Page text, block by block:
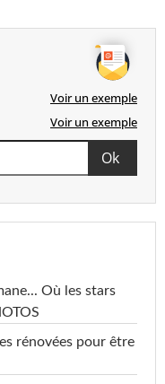
Voir un exemple
Voir un exemple
Où les stars
rénovées pour être